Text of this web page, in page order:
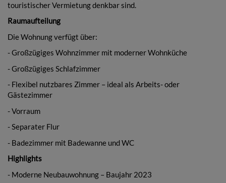
touristischer Vermietung denkbar sind.
Raumaufteilung
Die Wohnung verfügt über:
- Großzügiges Wohnzimmer mit moderner Wohnküche
- Großzügiges Schlafzimmer
- Flexibel nutzbares Zimmer – ideal als Arbeits- oder
Gästezimmer
- Vorraum
- Separater Flur
- Badezimmer mit Badewanne und WC
Highlights
- Moderne Neubauwohnung – Baujahr 2023